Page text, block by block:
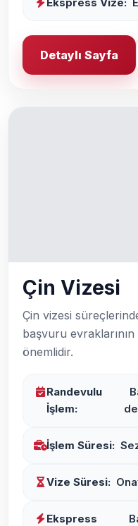
Detaylı Sayfa
Çin Vizesi
Çin vizesi
başvuru evraklarının
önemlidir.
Randevulu
İşlem:
İşlem Süresi:
Vize Süresi:
Ekspress